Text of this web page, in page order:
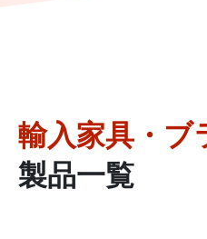
輸入家具・ブ
製品一覧